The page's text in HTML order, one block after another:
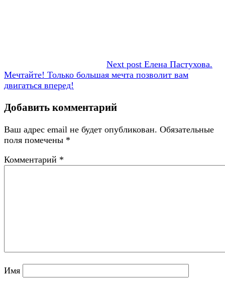
Next post Елена Пастухова.
Мечтайте! Только большая мечта позволит вам
двигаться вперед!
Добавить комментарий
Ваш адрес email не будет опубликован. Обязательные
поля помечены *
Комментарий *
Имя